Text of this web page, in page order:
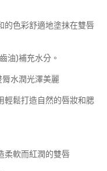
的色彩舒適地塗抹在雙唇
油)補充水分。
水潤光澤美麗
輕鬆打造自然的唇妝和腮
軟而紅潤的雙唇